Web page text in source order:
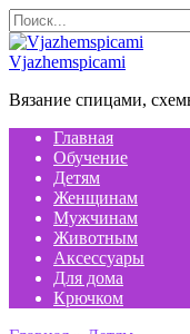
Перейти
к
содержанию
Search
for:
Vjazhemspicami
Вязание спицами,
Главная
Обучение
Детям
Женщинам
Мужчинам
Животным
Аксессуары
Для дома
Крючком